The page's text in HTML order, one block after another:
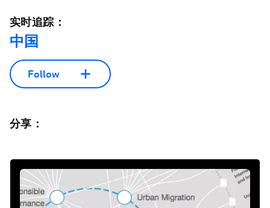
实时追踪：
中国
Follow
分享：